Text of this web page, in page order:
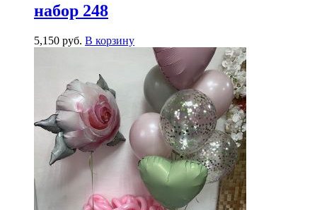
набор 248
5,150 руб. В корзину